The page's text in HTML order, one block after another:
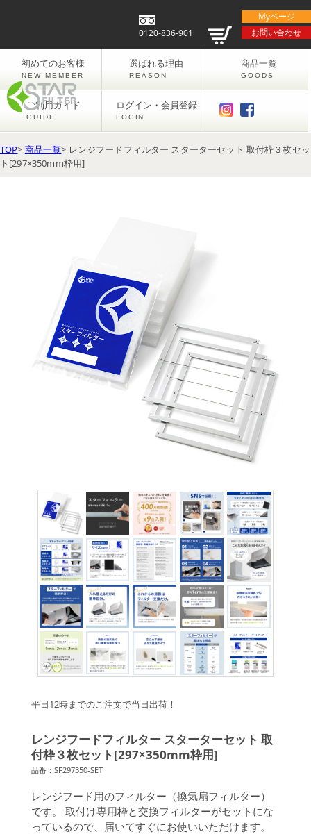
0120-836-901
Myページ
お問い合わせ
初めてのお客様
NEW MEMBER
選ばれる理由
REASON
商品一覧
GOODS
ご利用ガイド
GUIDE
ログイン・会員登録
LOGIN
平日12時までのご注文で当日出荷！
レンジフードフィルター スターターセット 取
付枠３枚セット[297×350mm枠用]
品番：SF297350-SET
レンジフード用のフィルター（換気扇フィルター）
です。 取付け専用枠と交換フィルターがセットにな
っているので、届いてすぐにお使いいただけます。
TOP> 商品一覧> レンジフードフィルター スターターセット 取付枠３枚セッ
ト[297×350mm枠用]